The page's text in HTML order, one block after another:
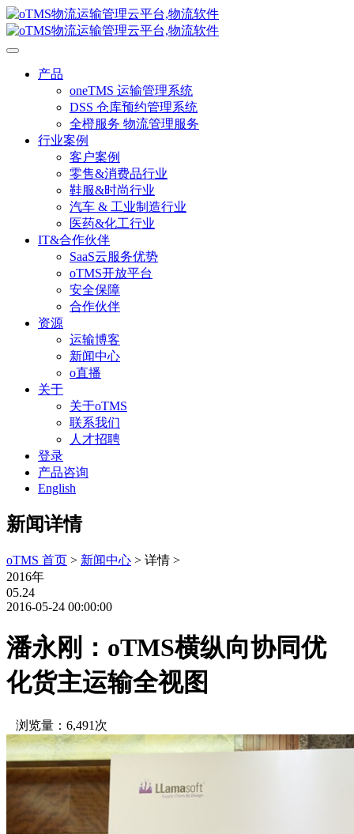
产品
oneTMS 运输管理系统
DSS 仓库预约管理系统
全橙服务 物流管理服务
行业案例
客户案例
零售&消费品行业
鞋服&时尚行业
汽车 & 工业制造行业
医药&化工行业
IT&合作伙伴
SaaS云服务优势
oTMS开放平台
安全保障
合作伙伴
资源
运输博客
新闻中心
o直播
关于
关于oTMS
联系我们
人才招聘
登录
产品咨询
English
新闻详情
oTMS 首页 > 新闻中心 > 详情 >
2016年
05.24
2016-05-24 00:00:00
潘永刚：oTMS横纵向协同优
化货主运输全视图
浏览量：6,491次